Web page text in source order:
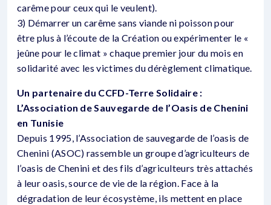
carême pour ceux qui le veulent).
3) Démarrer un carême sans viande ni poisson pour
être plus à l’écoute de la Création ou expérimenter le «
jeûne pour le climat » chaque premier jour du mois en
solidarité avec les victimes du dérèglement climatique.
Un partenaire du CCFD-Terre Solidaire :
L’Association de Sauvegarde de l’Oasis de Chenini
en Tunisie
Depuis 1995, l’Association de sauvegarde de l’oasis de
Chenini (ASOC) rassemble un groupe d’agriculteurs de
l’oasis de Chenini et des fils d’agriculteurs très attachés
à leur oasis, source de vie de la région. Face à la
dégradation de leur écosystème, ils mettent en place